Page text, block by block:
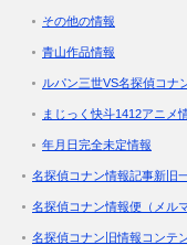
その他の情報
青山作品情報
ルパン三世VS名探偵コナ
まじっく快斗1412アニメ
年月日完全未定情報
名探偵コナン情報記事新旧
名探偵コナン情報便（メルマ
名探偵コナン旧情報コンテ